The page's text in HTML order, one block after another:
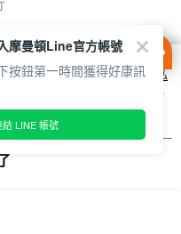
cookie 方式之詳情，及若您不希
設定，請參閱本網站「
隱私
即表示您同意本公司得按本網站使
摩曼頓Line官方帳號
按鈕第一時間獲得好康訊
結 LINE 帳號